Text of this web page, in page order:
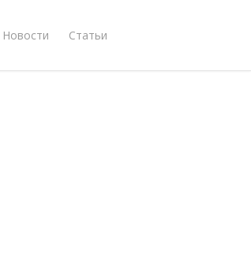
Новости Статьи